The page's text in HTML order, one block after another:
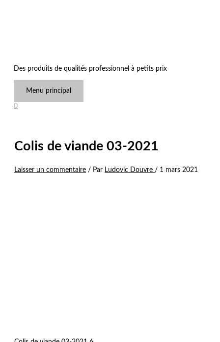
Des produits de qualités professionnel à petits prix
Menu principal
0
Colis de viande 03-2021
Laisser un commentaire / Par Ludovic Douvre / 1 mars 2021